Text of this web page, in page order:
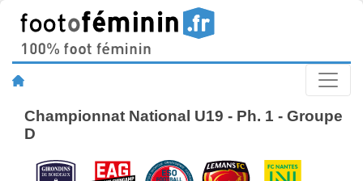
Championnat National U19 - Ph. 1 - Groupe
D